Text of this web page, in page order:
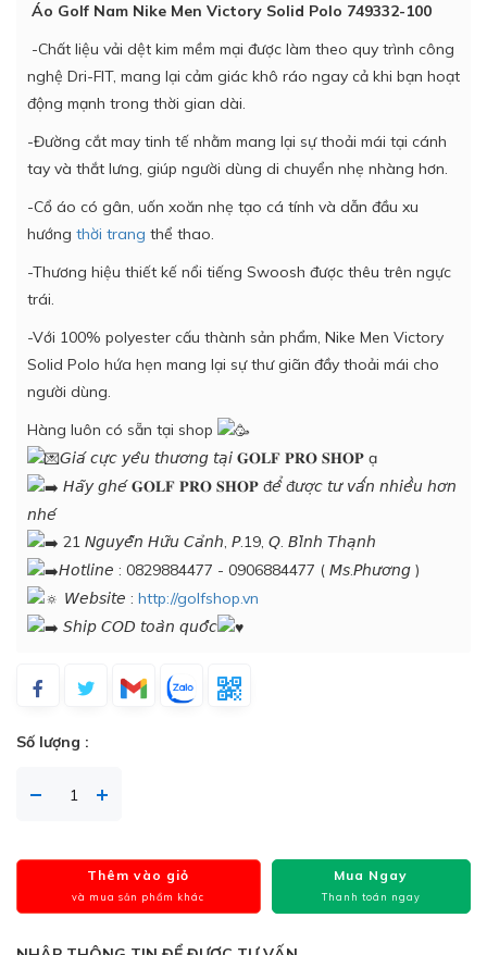
Áo Golf Nam Nike Men Victory Solid Polo 749332-100
-Chất liệu vải dệt kim mềm mại được làm theo quy trình công
nghệ Dri-FIT, mang lại cảm giác khô ráo ngay cả khi bạn hoạt
động mạnh trong thời gian dài.
-Đường cắt may tinh tế nhằm mang lại sự thoải mái tại cánh
tay và thắt lưng, giúp người dùng di chuyển nhẹ nhàng hơn.
-Cổ áo có gân, uốn xoăn nhẹ tạo cá tính và dẫn đầu xu
hướng thời trang thể thao.
-Thương hiệu thiết kế nổi tiếng Swoosh được thêu trên ngực
trái.
-Với 100% polyester cấu thành sản phẩm, Nike Men Victory
Solid Polo hứa hẹn mang lại sự thư giãn đầy thoải mái cho
người dùng.
Hàng luôn có sẵn tại shop
𝘎𝘪𝘢́ 𝘤𝘶̛̣𝘤 𝘺𝘦̂𝘶 𝘵𝘩𝘶̛𝘰̛𝘯𝘨 𝘵𝘢̣𝘪 𝐆𝐎𝐋𝐅 𝐏𝐑𝐎 𝐒𝐇𝐎𝐏 ạ
𝘏𝘢̃𝘺 𝘨𝘩𝘦́ 𝐆𝐎𝐋𝐅 𝐏𝐑𝐎 𝐒𝐇𝐎𝐏 đ𝘦̂̉ đ𝘶̛𝘰̛̣𝘤 𝘵𝘶̛ 𝘷𝘢̂́𝘯 𝘯𝘩𝘪𝘦̂̀𝘶 𝘩𝘰̛𝘯
𝘯𝘩𝘦́
21 𝘕𝘨𝘶𝘺𝘦̂̃𝘯 𝘏𝘶̛̃𝘶 𝘊𝘢̉𝘯𝘩, 𝘗.19, 𝘘. 𝘉𝘪̀𝘯𝘩 𝘛𝘩𝘢̣𝘯𝘩
𝘏𝘰𝘵𝘭𝘪𝘯𝘦 : 0829884477 - 0906884477 ( 𝘔𝘴.𝘗𝘩𝘶̛𝘰̛𝘯𝘨 )
𝘞𝘦𝘣𝘴𝘪𝘵𝘦 : http://golfshop.vn
𝘚𝘩𝘪𝘱 𝘊𝘖𝘋 𝘵𝘰𝘢̀𝘯 𝘲𝘶𝘰̂́𝘤
Số lượng :
Thêm vào giỏ
và mua sản phẩm khác
Mua Ngay
Thanh toán ngay